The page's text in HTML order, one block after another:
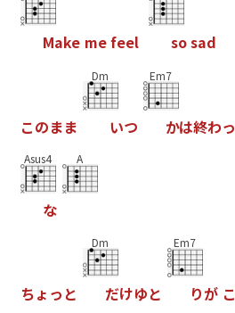
Make mefeel sosad
このまま
Dm
いつ
Em7
かは終わっ
Asus4
な
A
ちょ っ と
Dm
だけゆと
Em7
りが こ